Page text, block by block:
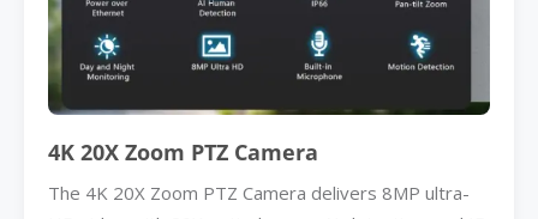
4K 20X Zoom PTZ Camera
The 4K 20X Zoom PTZ Camera delivers 8MP ultra-